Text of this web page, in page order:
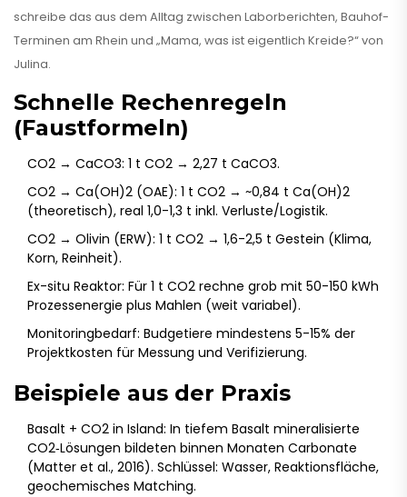
schreibe das aus dem Alltag zwischen Laborberichten, Bauhof-
Terminen am Rhein und „Mama, was ist eigentlich Kreide?“ von
Julina.
Schnelle Rechenregeln
(Faustformeln)
CO2 → CaCO3: 1 t CO2 → 2,27 t CaCO3.
CO2 → Ca(OH)2 (OAE): 1 t CO2 → ~0,84 t Ca(OH)2
(theoretisch), real 1,0-1,3 t inkl. Verluste/Logistik.
CO2 → Olivin (ERW): 1 t CO2 → 1,6-2,5 t Gestein (Klima,
Korn, Reinheit).
Ex-situ Reaktor: Für 1 t CO2 rechne grob mit 50-150 kWh
Prozessenergie plus Mahlen (weit variabel).
Monitoringbedarf: Budgetiere mindestens 5-15% der
Projektkosten für Messung und Verifizierung.
Beispiele aus der Praxis
Basalt + CO2 in Island: In tiefem Basalt mineralisierte
CO2‐Lösungen bildeten binnen Monaten Carbonate
(Matter et al., 2016). Schlüssel: Wasser, Reaktionsfläche,
geochemisches Matching.